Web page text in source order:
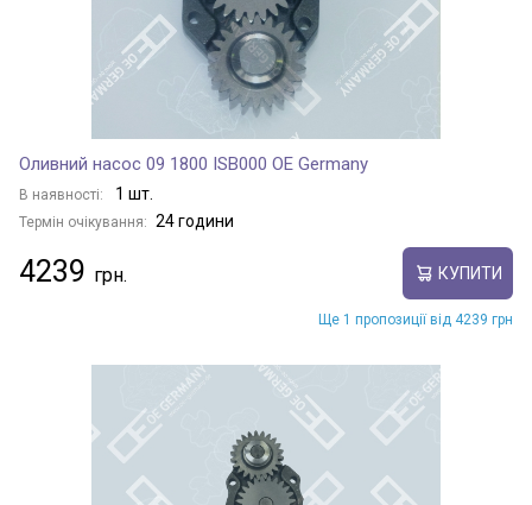
Оливний насос 09 1800 ISB000 OE Germany
В наявності: 1 шт.
Термін очікування: 24 години
4239 КУПИТИ
Ще 1 пропозиції від 4239 грн